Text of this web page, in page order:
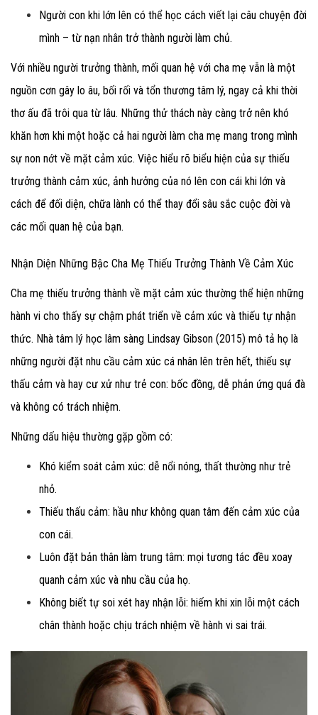
Người con khi lớn lên có thể học cách viết lại câu chuyện đời
mình – từ nạn nhân trở thành người làm chủ.
Với nhiều người trưởng thành, mối quan hệ với cha mẹ vẫn là một
nguồn cơn gây lo âu, bối rối và tổn thương tâm lý, ngay cả khi thời
thơ ấu đã trôi qua từ lâu. Những thử thách này càng trở nên khó
khăn hơn khi một hoặc cả hai người làm cha mẹ mang trong mình
sự non nớt về mặt cảm xúc. Việc hiểu rõ biểu hiện của sự thiếu
trưởng thành cảm xúc, ảnh hưởng của nó lên con cái khi lớn và
cách để đối diện, chữa lành có thể thay đổi sâu sắc cuộc đời và
các mối quan hệ của bạn.
Nhận Diện Những Bậc Cha Mẹ Thiếu Trưởng Thành Về Cảm Xúc
Cha mẹ thiếu trưởng thành về mặt cảm xúc thường thể hiện những
hành vi cho thấy sự chậm phát triển về cảm xúc và thiếu tự nhận
thức. Nhà tâm lý học lâm sàng Lindsay Gibson (2015) mô tả họ là
những người đặt nhu cầu cảm xúc cá nhân lên trên hết, thiếu sự
thấu cảm và hay cư xử như trẻ con: bốc đồng, dễ phản ứng quá đà
và không có trách nhiệm.
Những dấu hiệu thường gặp gồm có:
Khó kiểm soát cảm xúc: dễ nổi nóng, thất thường như trẻ
nhỏ.
Thiếu thấu cảm: hầu như không quan tâm đến cảm xúc của
con cái.
Luôn đặt bản thân làm trung tâm: mọi tương tác đều xoay
quanh cảm xúc và nhu cầu của họ.
Không biết tự soi xét hay nhận lỗi: hiếm khi xin lỗi một cách
chân thành hoặc chịu trách nhiệm về hành vi sai trái.